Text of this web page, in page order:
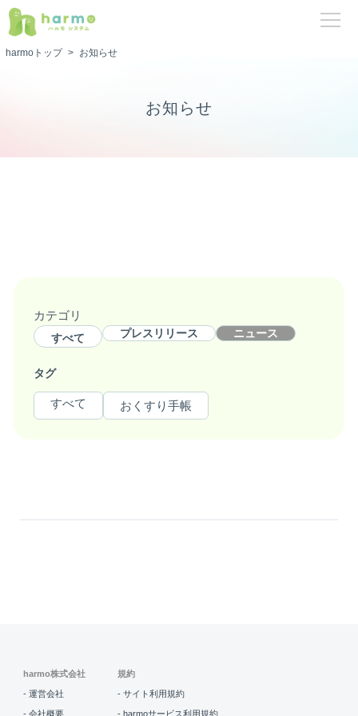
harmoトップ > お知らせ
お知らせ
カテゴリ
すべて プレスリリース ニュース
タグ
すべて おくすり手帳
harmo株式会社
- 運営会社
- 会社概要
規約
- サイト利用規約
- harmoサービス利用規約